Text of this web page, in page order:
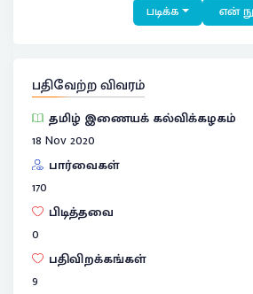
படிக்க என்
பதிவேற்ற விவரம்
தமிழ் இணையக் கல்விக்கழகம்
18 Nov 2020
பார்வைகள்
170
பிடித்தவை
0
பதிவிறக்கங்கள்
9